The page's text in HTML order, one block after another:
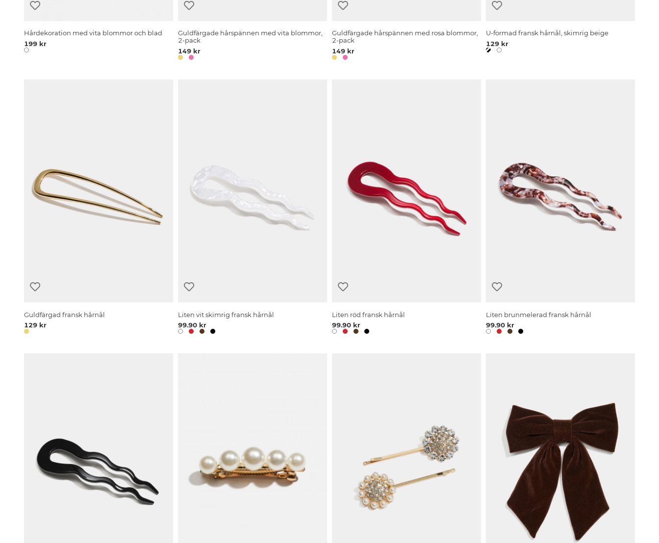
Hårdekoration med vita blommor och blad
199 kr
Guldfärgade hårspännen med vita blommor,
2-pack
149 kr
Guldfärgade hårspännen med rosa blommor,
2-pack
149 kr
U-formad fransk hårnål, skimrig beige
129 kr
Guldfärgad fransk hårnål
129 kr
Liten vit skimrig fransk hårnål
99.90 kr
Liten röd fransk hårnål
99.90 kr
Liten brunmelerad fransk hårnål
99.90 kr